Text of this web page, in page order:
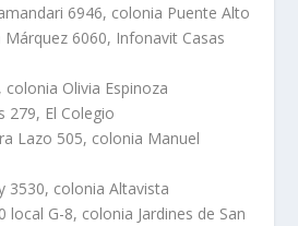
6946, colonia Puente Alto
Márquez 6060, Infonavit Casas
colonia Olivia Espinoza
279, El Colegio
Lazo 505, colonia Manuel
3530, colonia Altavista
local G-8, colonia Jardines de San